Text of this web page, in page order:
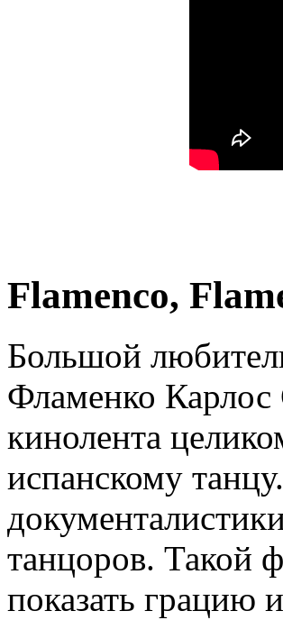
Flamenco,
Большой
Фламенко Карлос
кинолента
испанскому
танцоров. Такой
показать грацию